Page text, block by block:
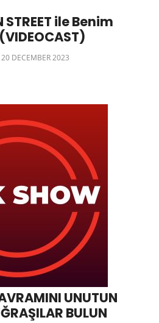
STREET ile Benim
20 DECEMBER 2023
UNUTUN
BULUN